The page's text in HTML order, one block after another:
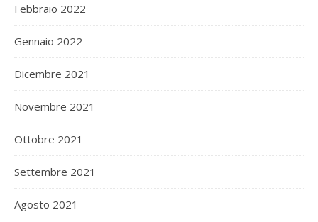
Febbraio 2022
Gennaio 2022
Dicembre 2021
Novembre 2021
Ottobre 2021
Settembre 2021
Agosto 2021